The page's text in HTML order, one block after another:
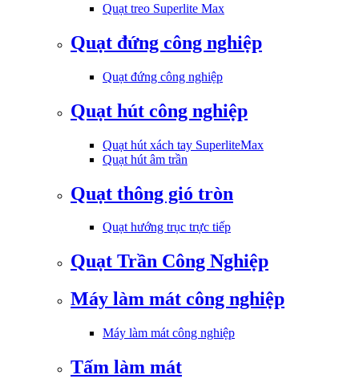
Quạt treo Superlite Max
Quạt đứng công nghiệp
Quạt đứng công nghiệp
Quạt hút công nghiệp
Quạt hút xách tay SuperliteMax
Quạt hút âm trần
Quạt thông gió tròn
Quạt hướng trục trực tiếp
Quạt Trần Công Nghiệp
Máy làm mát công nghiệp
Máy làm mát công nghiệp
Tấm làm mát